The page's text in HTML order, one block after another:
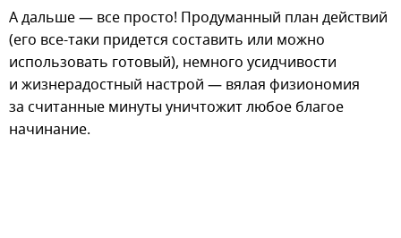
А дальше — все просто! Продуманный план действий
(его все-таки придется составить или можно
использовать готовый), немного усидчивости
и жизнерадостный настрой — вялая физиономия
за считанные минуты уничтожит любое благое
начинание.